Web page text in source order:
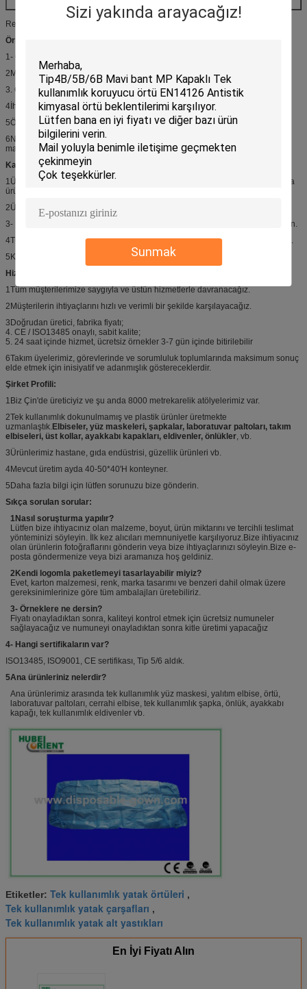
Sizi yakında arayacağız!
Sunmak
Renk, boyut, ağırlık ve ambalaj özelleştirilebilir.
Örnek Politikası:
1- Örnekler bedava.
2Mevcut numuneler için örnekleme süresi: 1 gün.
3. Örnek tasarım çizimine göre. Örnekleme süresi: 1 hafta içinde.
4İhtiyacınıza göre bir tasarım örneği.
5Örneği onayladıktan sonra seri üretim yapın.
6Nakliye: DHL, FEDEX, TNT, UPS, EMS ile teslim edilen numuneler; toplu
mallar deniz yoluyla gönderilmektedir.
Kalite kontrolü:
1Üretimin doğruluğunu sağlamak için sizinle tüm detayları onayladıktan sonra
ürünleri yapmaya başlayacağız.
2Ürünün kalitesini sağlamak için uzman işçiler.
3- Profesyonel kalite kontrol personeli üretim sırasında sürekli denetlemek için.
4Tüm bitmiş ürünler paketlenmeden ve gönderilmeden önce kontrol edilecek.
5Konteyneri yüklemek için profesyonel işçiler sorumludur.
Hizmetlerimiz:
1Tüm müşterilerimize saygıyla ve üstün hizmetlerle davranacağız.
2Müşterilerin ihtiyaçlarını hızlı ve verimli bir şekilde karşılayacağız.
3Doğrudan üretici, fabrika fiyatı;
4. CE / ISO13485 onaylı, sabit kalite;
5. 24 saat içinde hizmet, ücretsiz örnekler 3-7 gün içinde bitirilebilir
6Takım üyelerimiz, görevlerinde ve sorumluluk toplumlarında maksimum sonuç
elde etmek için inisiyatif ve adanmışlık göstereceklerdir.
Şirket Profili:
1Biz Çin'de üreticiyiz ve şu anda 8000 metrekarelik atölyelerimiz var.
2Tek kullanımlık dokunulmamış ve plastik ürünler üretmekte
uzmanlaştık.Elbiseler, yüz maskeleri, şapkalar, laboratuvar paltoları, takım
elbiseleri, üst kollar, ayakkabı kapakları, eldivenler, önlükler, vb.
3Ürünlerimiz hastane, gıda endüstrisi, güzellik ürünleri vb.
4Mevcut üretim ayda 40-50*40'H konteyner.
5Daha fazla bilgi için lütfen sorunuzu bize gönderin.
Sıkça sorulan sorular:
1Nasıl soruşturma yapılır?
Lütfen bize ihtiyacınız olan malzeme, boyut, ürün miktarını ve tercihli teslimat
yönteminizi söyleyin. İlk kez alıcıları memnuniyetle karşılıyoruz.Bize ihtiyacınız
olan ürünlerin fotoğraflarını gönderin veya bize ihtiyaçlarınızı söyleyin.Bize e-
posta göndermenize veya bizi aramanıza hoş geldiniz.
2Kendi logomla paketlemeyi tasarlayabilir miyiz?
Evet, karton malzemesi, renk, marka tasarımı ve benzeri dahil olmak üzere
gereksinimlerinize göre tüm ambalajları üretebiliriz.
3- Örneklere ne dersin?
Fiyatı onayladıktan sonra, kaliteyi kontrol etmek için ücretsiz numuneler
sağlayacağız ve numuneyi onayladıktan sonra kitle üretimi yapacağız
4- Hangi sertifikaların var?
ISO13485, ISO9001, CE sertifikası, Tip 5/6 aldık.
5Ana ürünleriniz nelerdir?
Ana ürünlerimiz arasında tek kullanımlık yüz maskesi, yalıtım elbise, örtü,
laboratuvar paltoları, cerrahi elbise, tek kullanımlık şapka, önlük, ayakkabı
kapağı, tek kullanımlık eldivenler vb.
Etiketler: Tek kullanımlık yatak örtüleri ,
Tek kullanımlık yatak çarşafları ,
Tek kullanımlık yatak alt yastıkları
En İyi Fiyatı Alın